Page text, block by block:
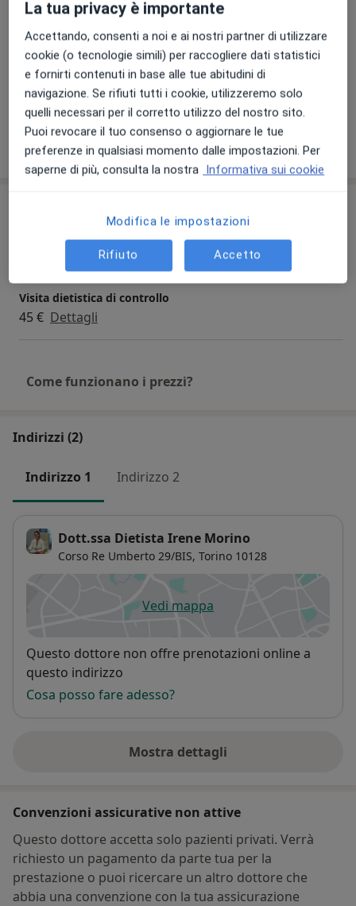
rivolto il mio intervento di tipo preventivo, terapeutico
e riabilitativo.
Da settembre 2007 a giugno 2010 ho effettuato
tirocinio in diverse Strutture ospedaliere e dell’ASL di
Torino tra cui: Ospedale CTO di Torino nel reparto di
Nefrologia Generale; Medicina dello Sport; Ospedale
San Giovanni Antica Sede: Ambulatorio Gravi Obesità;
Ospedale Molinette: Reparto NED (Nutrizione Enterale
Gastroenterologia, DH oncologico e Chirurgia
Generale.
Dal 2014 al 2021 ho svolto prestazioni professionali in
qualità di consulente sanitario dietistico presso FCA
ITALY SPA
Dal 2016 al 2020 ho esercitato la libera professione
mio studio.
Rettocolite ulcerosa
Obesità +15
Presso questo indirizzo visito
Adulti
Bambini a partire da 5 anni
Mostra dettaglisull'esperienza
Prima visita dietistica
Dettagli
Visita dietistica di controllo
45 € Dettagli
Come funzionano i prezzi?
Indirizzi (2)
Indirizzo 1 Indirizzo 2
Dott.ssa Dietista Irene Morino
Corso Re Umberto 29/BIS, Torino 10128
Vedi mappasi apre in una nuova scheda
Disponibilità
Questo dottore non offre prenotazioni online a
questo indirizzo
Cosa posso fare adesso?
Mostra dettagli
sull'indirizzo
Convenzioni assicurative non attive
Questo dottore accetta solo pazienti privati. Verrà
richiesto un pagamento da parte tua per la
prestazione o puoi ricercare un altro dottore che
abbia una convenzione con la tua assicurazione
La tua privacy è importante
Accettando, consenti a noi e ai nostri partner di utilizzare
cookie (o tecnologie simili) per raccogliere dati statistici
e fornirti contenuti in base alle tue abitudini di
navigazione. Se rifiuti tutti i cookie, utilizzeremo solo
quelli necessari per il corretto utilizzo del nostro sito.
Puoi revocare il tuo consenso o aggiornare le tue
preferenze in qualsiasi momento dalle impostazioni. Per
saperne di più, consulta la nostra Informativa sui cookie
Modifica le impostazioni
Rifiuto Accetto